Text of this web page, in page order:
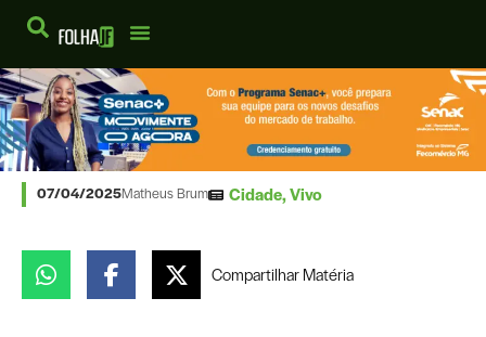
07/04/2025Matheus Brum Cidade,Vivo
CompartilharMatéria